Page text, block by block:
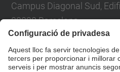
Campus Diagonal Sud,
08028 Barcelona
E-mail :